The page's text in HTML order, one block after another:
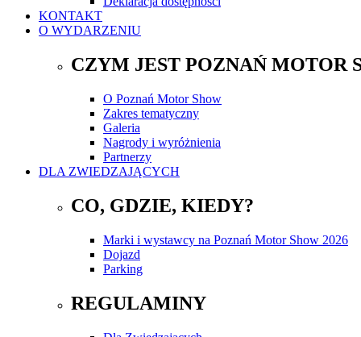
KONTAKT
O WYDARZENIU
CZYM JEST POZNAŃ MOTOR
O Poznań Motor Show
Zakres tematyczny
Galeria
Nagrody i wyróżnienia
Partnerzy
DLA ZWIEDZAJĄCYCH
CO, GDZIE, KIEDY?
Marki i wystawcy na Poznań Motor Show 2026
Dojazd
Parking
REGULAMINY